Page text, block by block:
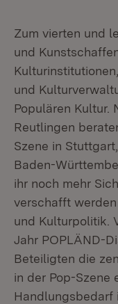
Zum vierten und
und
und
Populären Kultur.
Reutlingen
Szene in
Baden-
ihr noch mehr
verschafft
und Kulturpolitik.
Jahr POPLÄND-
Beteiligten die
in der Pop-Szene
Handlungsbedarf